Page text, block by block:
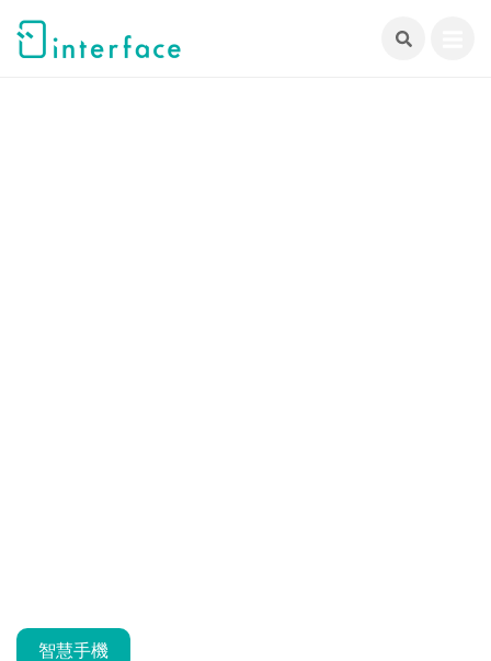
智慧手機